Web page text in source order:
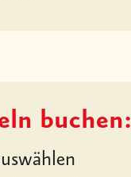
buchen: